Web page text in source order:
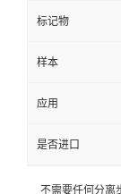
标记物
样本
应用
是否进口
不需要任何分离